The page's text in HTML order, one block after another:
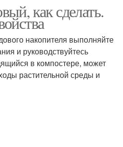
как сделать.
накопителя выполняйте
и руководствуйтесь
в компостере, может
растительной среды и